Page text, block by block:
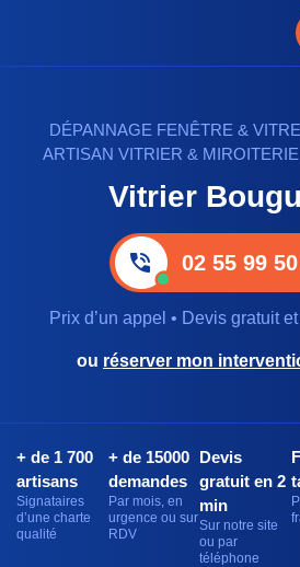
DÉPANNAGE FENÊTRE &
ARTISAN VITRIER &
Vitrier
02 55 99
Prix d’un appel • Devis gratuit
ou réserver mon
+ de 1 700
artisans
Signataires
d’une charte
qualité
+ de 15000
demandes
Par mois, en
urgence ou sur
RDV
Devis
gratuit en 2
min
Sur notre site
ou par
téléphone